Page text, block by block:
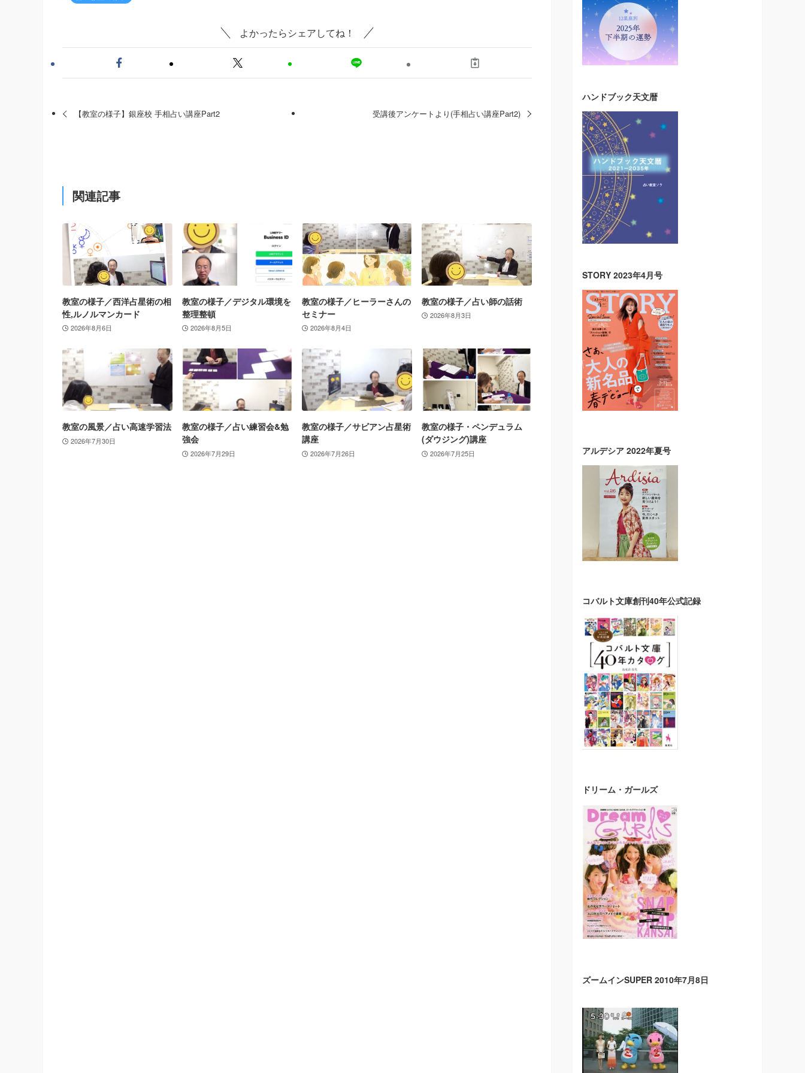
よかったらシェアしてね！
【教室の様子】銀座校 手相占い講座Part2 受講後アンケートより(手相占い講座Part2)
関連記事
教室の様子／西洋占星術の相
性,ルノルマンカード
2026年8月6日
教室の様子／デジタル環境を
整理整頓
2026年8月5日
教室の様子／ヒーラーさんの
セミナー
2026年8月4日
教室の様子／占い師の話術
2026年8月3日
教室の風景／占い高速学習法
2026年7月30日
教室の様子／占い練習会&勉
強会
2026年7月29日
教室の様子／サビアン占星術
講座
2026年7月26日
教室の様子・ペンデュラム
(ダウジング)講座
2026年7月25日
ハンドブック天文暦
STORY 2023年4月号
アルデシア 2022年夏号
コバルト文庫創刊40年公式記録
ドリーム・ガールズ
ズームインSUPER 2010年7月8日